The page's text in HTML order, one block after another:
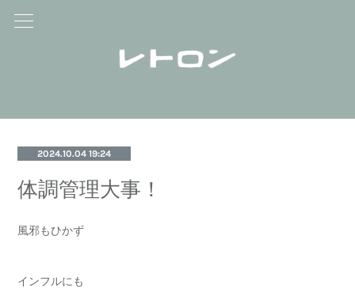
2024.10.04 19:24
体調管理大事！
風邪もひかず
インフルにも